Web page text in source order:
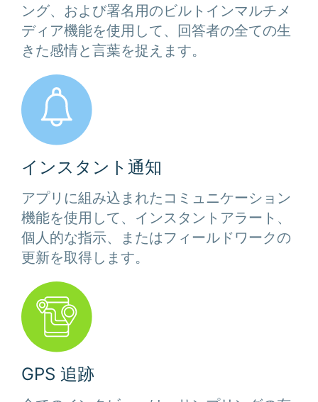
ング、および署名用のビルトインマルチメ
ディア機能を使用して、回答者の全ての生
きた感情と言葉を捉えます。
インスタント通知
アプリに組み込まれたコミュニケーション
機能を使用して、インスタントアラート、
個人的な指示、またはフィールドワークの
更新を取得します。
GPS 追跡